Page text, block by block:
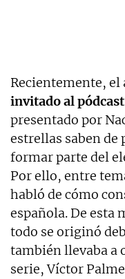
Recientemente, el
invitado al
presentado por
estrellas saben de
formar parte del
Por ello, entre
habló de cómo
española. De esta
todo se originó
también llevaba a
serie, Víctor